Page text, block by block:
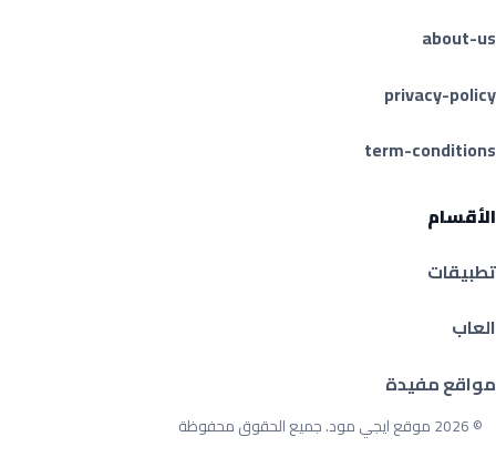
about-us
privacy-policy
term-conditions
الأقسام
تطبيقات
العاب
مواقع مفيدة
© 2026 موقع ايجي مود. جميع الحقوق محفوظة